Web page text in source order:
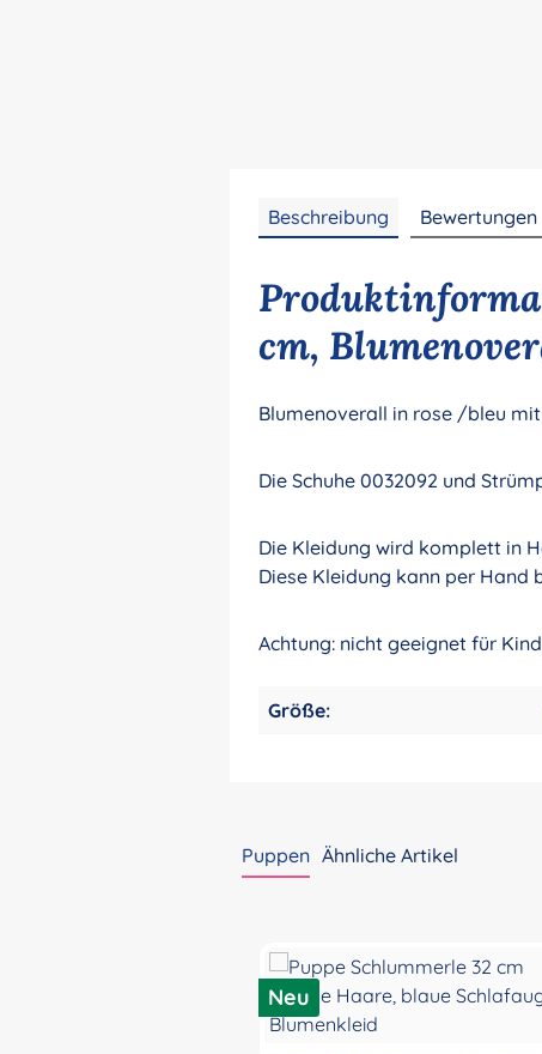
Beschreibung Bewertungen
cm,
Blumenoverall in rose /bleu
Die Schuhe 0032092 und
Die Kleidung wird komplett in
Diese Kleidung kann per Hand
Achtung: nicht geeignet für
Größe:
Puppen Ähnliche Artikel
Neu